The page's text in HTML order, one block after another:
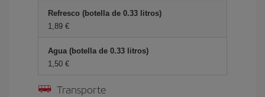
Refresco (botella de 0.33 litros)
1,89
Agua (botella de 0.33 litros)
1,50
Transporte